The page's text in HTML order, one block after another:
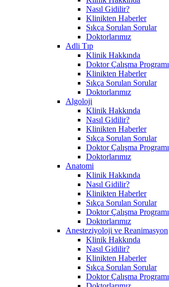
Nasıl Gidilir?
Klinikten Haberler
Sıkça Sorulan Sorular
Doktorlarımız
Adli Tıp
Klinik Hakkında
Doktor Çalışma Programı
Klinikten Haberler
Sıkça Sorulan Sorular
Doktorlarımız
Algoloji
Klinik Hakkında
Nasıl Gidilir?
Klinikten Haberler
Sıkça Sorulan Sorular
Doktor Çalışma Programı
Doktorlarımız
Anatomi
Klinik Hakkında
Nasıl Gidilir?
Klinikten Haberler
Sıkça Sorulan Sorular
Doktor Çalışma Programı
Doktorlarımız
Anesteziyoloji ve Reanimasyon
Klinik Hakkında
Nasıl Gidilir?
Klinikten Haberler
Sıkça Sorulan Sorular
Doktor Çalışma Programı